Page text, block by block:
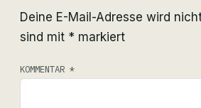
Deine E-Mail-Adresse wird
sind mit * markiert
KOMMENTAR *